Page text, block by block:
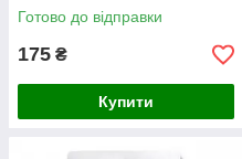
Готово до відправки
175 ₴
Купити